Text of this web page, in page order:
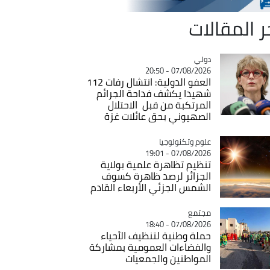
المقالات
Catégorie
دولي
07/08/2026 - 20:50
العفو الدولية: انتشال رفات 112
شهيدا يكشف فداحة الجرائم
المرتكبة من قبل الاحتلال
الصهيوني بحق عائلات غزة
Catégorie
علوم وتكنولوجيا
07/08/2026 - 19:01
تنظيم تظاهرة علمية بولاية
الجزائر لرصد ظاهرة كسوف
الشمس الجزئي الأربعاء القادم
Catégorie
مجتمع
07/08/2026 - 18:40
حملة وطنية لتنظيف الأحياء
والفضاءات العمومية بمشاركة
المواطنين والجمعيات